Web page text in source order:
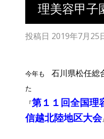
理美容甲子
投稿日 2019年7月25
今年も 石川県松任総
た
『第１１回全国理
信越北陸地区大会』